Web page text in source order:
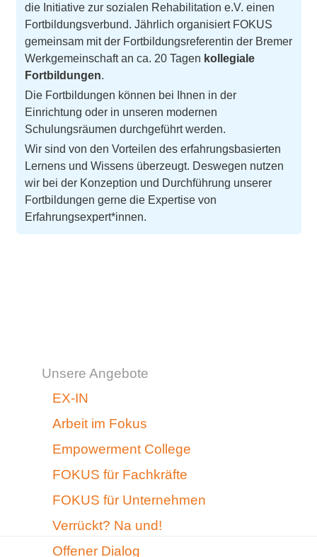
die Initiative zur sozialen Rehabilitation e.V. einen
Fortbildungsverbund. Jährlich organisiert FOKUS
gemeinsam mit der Fortbildungsreferentin der Bremer
Werkgemeinschaft an ca. 20 Tagen kollegiale
Fortbildungen.
Die Fortbildungen können bei Ihnen in der
Einrichtung oder in unseren modernen
Schulungsräumen durchgeführt werden.
Wir sind von den Vorteilen des erfahrungsbasierten
Lernens und Wissens überzeugt. Deswegen nutzen
wir bei der Konzeption und Durchführung unserer
Fortbildungen gerne die Expertise von
Erfahrungsexpert*innen.
Unsere Angebote
EX-IN
Arbeit im Fokus
Empowerment College
FOKUS für Fachkräfte
FOKUS für Unternehmen
Verrückt? Na und!
Offener Dialog